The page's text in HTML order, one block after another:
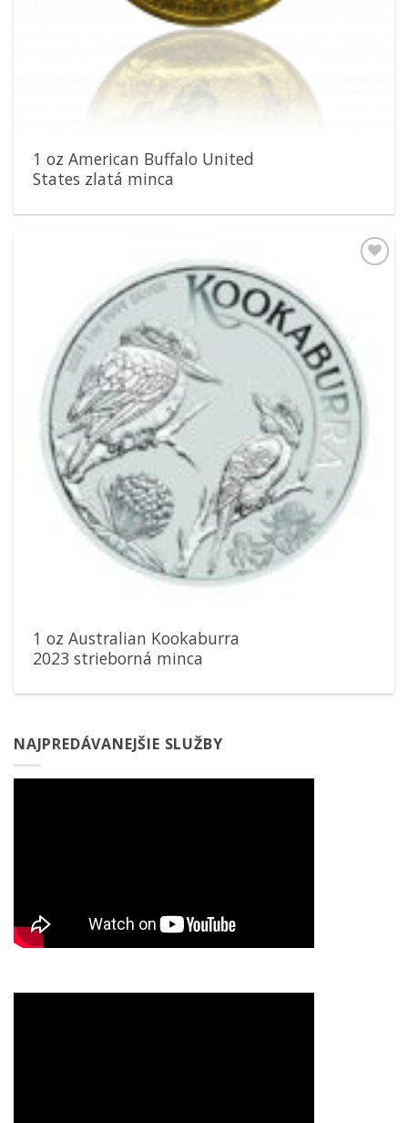
1 oz American Buffalo United
States zlatá minca
1 oz Australian Kookaburra
2023 strieborná minca
NAJPREDÁVANEJŠIE SLUŽBY